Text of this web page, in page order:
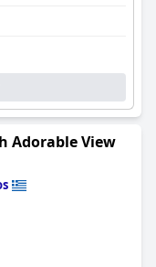
Adorable View